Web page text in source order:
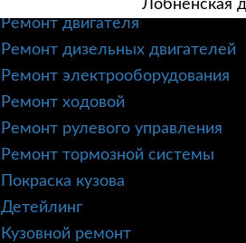
Лобненская
Ремонт двигателя
Ремонт дизельных двигателей
Ремонт электрооборудования
Ремонт ходовой
Ремонт рулевого управления
Ремонт тормозной системы
Покраска кузова
Детейлинг
Кузовной ремонт